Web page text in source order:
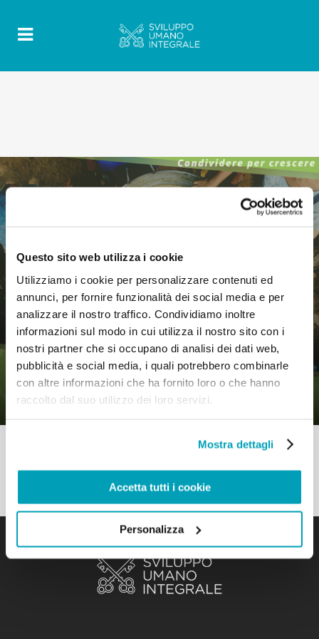
Questo sito web utilizza i cookie
Utilizziamo i cookie per personalizzare contenuti ed
annunci, per fornire funzionalità dei social media e per
analizzare il nostro traffico. Condividiamo inoltre
informazioni sul modo in cui utilizza il nostro sito con i
nostri partner che si occupano di analisi dei dati web,
pubblicità e social media, i quali potrebbero combinarle
con altre informazioni che ha fornito loro o che hanno
raccolto dal suo utilizzo dei loro servizi.
Mostra dettagli
Accetta tutti i cookie
Personalizza
12 Agosto 2020| ByMr_admin |
0
Comments
|